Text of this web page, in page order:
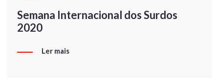
Semana Internacional dos Surdos
2020
Ler mais